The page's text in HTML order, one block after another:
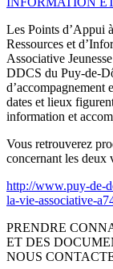
Les Points d’Appui
Ressources et
Associative
DDCS du Puy-de-
d’accompagnement
dates et lieux
information et
Vous retrouverez
concernant les deux
http://www.puy-de-
la-vie-associative-
PRENDRE
ET DES
NOUS